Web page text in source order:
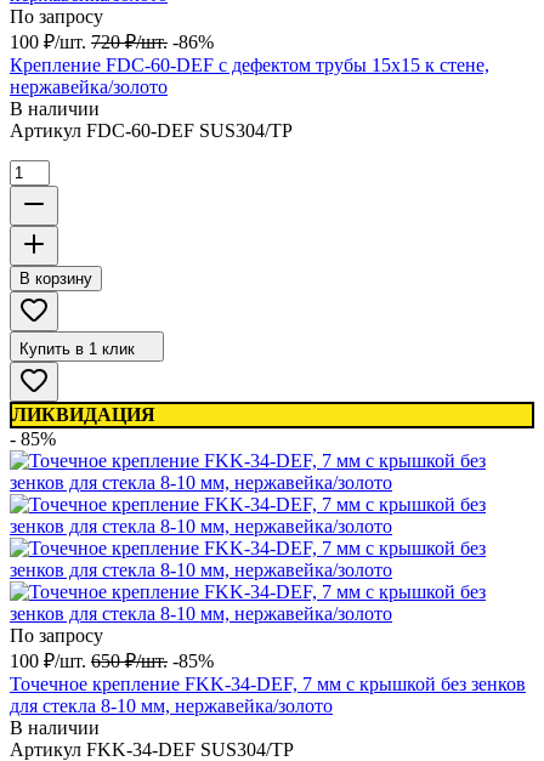
По запросу
100 ₽/шт. 720 ₽/шт. -86%
Крепление FDC-60-DEF с дефектом трубы 15х15 к стене,
нержавейка/золото
В наличии
Артикул FDC-60-DEF SUS304/TP
В корзину
Купить в 1 клик
ЛИКВИДАЦИЯ
- 85%
По запросу
100 ₽/шт. 650 ₽/шт. -85%
Точечное крепление FKK-34-DEF, 7 мм с крышкой без зенков
для стекла 8-10 мм, нержавейка/золото
В наличии
Артикул FKK-34-DEF SUS304/TP